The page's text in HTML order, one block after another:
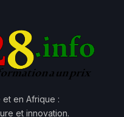
et en Afrique :
et innovation.